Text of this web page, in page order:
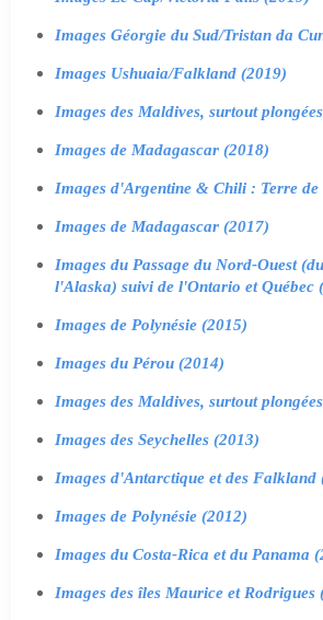
Images Géorgie du Sud/Tristan da
Images Ushuaia/Falkland (2019)
Images des Maldives, surtout
Images de Madagascar (2018)
Images d'Argentine & Chili : Terre
Images de Madagascar (2017)
Images du Passage du Nord-Ouest
l'Alaska) suivi de l'Ontario et Québec
Images de Polynésie (2015)
Images du Pérou (2014)
Images des Maldives, surtout
Images des Seychelles (2013)
Images d'Antarctique et des Falkland
Images de Polynésie (2012)
Images du Costa-Rica et du Panama
Images des îles Maurice et Rodrigues